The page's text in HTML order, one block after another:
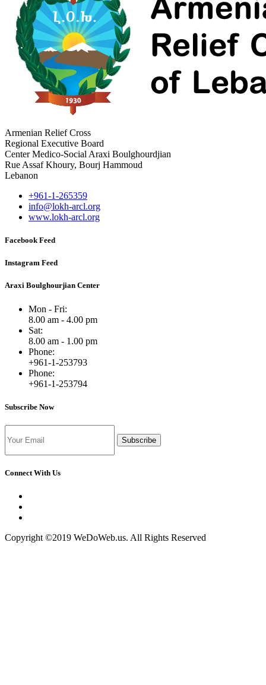
Armenian Relief Cross
Regional Executive Board
Center Medico-Social Araxi Boulghourdjian
Rue Assaf Khoury, Bourj Hammoud
Lebanon
+961-1-265359
info@lokh-arcl.org
www.lokh-arcl.org
Facebook Feed
Instagram Feed
Araxi Boulghourjian Center
Mon - Fri:
8.00 am - 4.00 pm
Sat:
8.00 am - 1.00 pm
Phone:
+961-1-253793
Phone:
+961-1-253794
Subscribe Now
Subscribe
Connect With Us
Copyright ©2019 WeDoWeb.us. All Rights Reserved